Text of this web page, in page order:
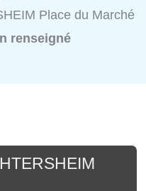
Place du Marché
renseigné